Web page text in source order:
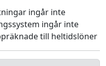
ingår inte
ingår inte
till heltidslöner